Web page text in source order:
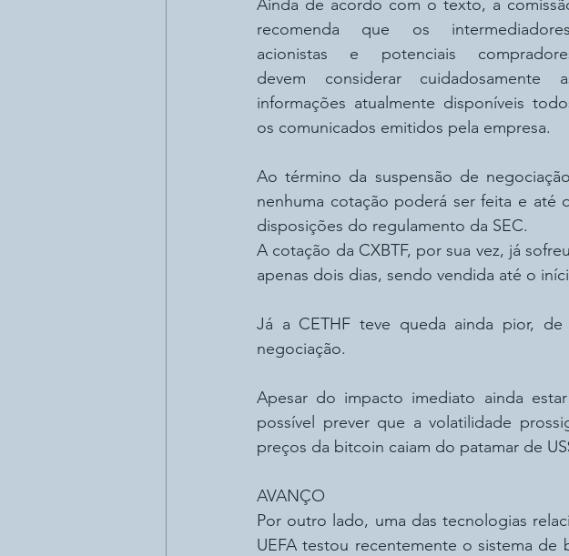
Ainda de acordo com o texto, a
recomenda que os
acionistas e potenciais
devem considerar cuidadosamente
informações atualmente disponíveis
os comunicados emitidos pela empresa.
Ao término da suspensão de
nenhuma cotação poderá ser feita e até
disposições do regulamento da SEC.
A cotação da CXBTF, por sua vez, já
apenas dois dias, sendo vendida até o
Já a CETHF teve queda ainda pior,
negociação.
Apesar do impacto imediato ainda
possível prever que a volatilidade
preços da bitcoin caiam do patamar de
AVANÇO
Por outro lado, uma das tecnologias
UEFA testou recentemente o sistema